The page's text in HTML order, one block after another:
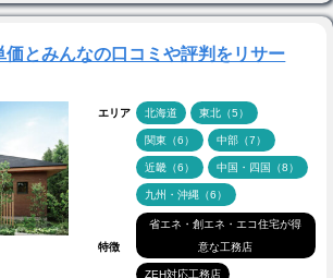
価とみんなの口コミや評判をリサー
エリア 北海道 東北（5）
関東（6） 中部（7）
近畿（6） 中国・四国（8）
九州・沖縄（6）
特徴
省エネ・創エネ・エコ住宅が得
意な工務店
ZEH対応工務店